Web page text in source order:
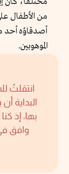
من الأطفال
أصدقاؤه أحد
الموهوبين.
انتقلتُ
البداية
بها، إذ
وافق